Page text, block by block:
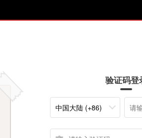
验证码登
中国大陆 (+86)